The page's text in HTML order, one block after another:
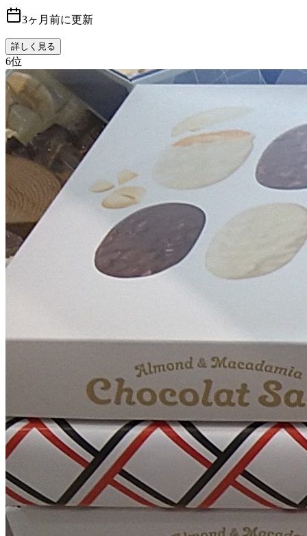
3ヶ月前に更新
詳しく見る
6位